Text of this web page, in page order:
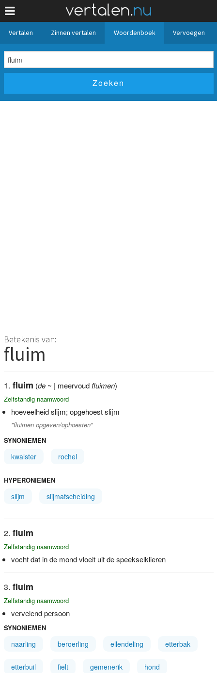
Vertalen Zinnen vertalen Woordenboek Vervoegen
Betekenis van:
fluim
fluim (de~ | meervoudfluimen)
Zelfstandig naamwoord
hoeveelheid slijm; opgehoest slijm
"fluimen opgeven/ophoesten"
SYNONIEMEN
kwalster rochel
HYPERONIEMEN
slijm slijmafscheiding
fluim
Zelfstandig naamwoord
vocht dat in de mond vloeit uit de speekselklieren
fluim
Zelfstandig naamwoord
vervelend persoon
SYNONIEMEN
naarling beroerling ellendeling etterbak
etterbuil fielt gemenerik hond